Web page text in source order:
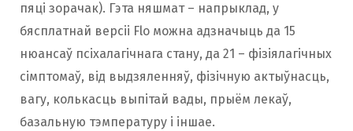
пяці зорачак). Гэта няшмат – напрыклад, у
бясплатнай версіі Flo можна адзначыць да 15
нюансаў псіхалагічнага стану, да 21 – фізіялагічных
сімптомаў, від выдзяленняў, фізічную актыўнасць,
вагу, колькасць выпітай вады, прыём лекаў,
базальную тэмпературу і іншае.